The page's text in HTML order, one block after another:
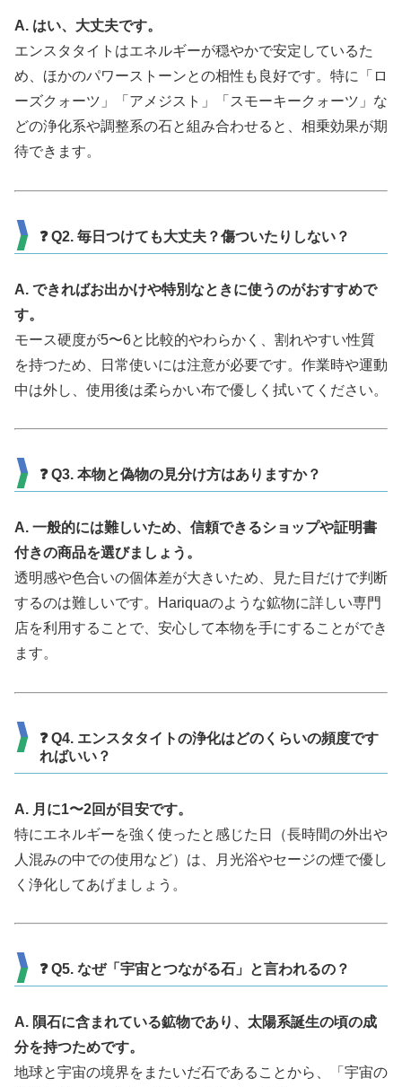
A. はい、大丈夫です。
エンスタタイトはエネルギーが穏やかで安定しているた
め、ほかのパワーストーンとの相性も良好です。特に「ロ
ーズクォーツ」「アメジスト」「スモーキークォーツ」な
どの浄化系や調整系の石と組み合わせると、相乗効果が期
待できます。
❓ Q2. 毎日つけても大丈夫？傷ついたりしない？
A. できればお出かけや特別なときに使うのがおすすめで
す。
モース硬度が5〜6と比較的やわらかく、割れやすい性質
を持つため、日常使いには注意が必要です。作業時や運動
中は外し、使用後は柔らかい布で優しく拭いてください。
❓ Q3. 本物と偽物の見分け方はありますか？
A. 一般的には難しいため、信頼できるショップや証明書
付きの商品を選びましょう。
透明感や色合いの個体差が大きいため、見た目だけで判断
するのは難しいです。Hariquaのような鉱物に詳しい専門
店を利用することで、安心して本物を手にすることができ
ます。
❓ Q4. エンスタタイトの浄化はどのくらいの頻度です
ればいい？
A. 月に1〜2回が目安です。
特にエネルギーを強く使ったと感じた日（長時間の外出や
人混みの中での使用など）は、月光浴やセージの煙で優し
く浄化してあげましょう。
❓ Q5. なぜ「宇宙とつながる石」と言われるの？
A. 隕石に含まれている鉱物であり、太陽系誕生の頃の成
分を持つためです。
地球と宇宙の境界をまたいだ石であることから、「宇宙の